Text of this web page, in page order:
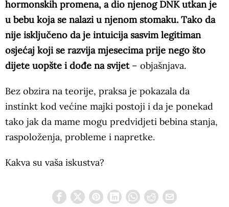
hormonskih promena, a dio njenog DNK utkan je
u bebu koja se nalazi u njenom stomaku. Tako da
nije isključeno da je intuicija sasvim legitiman
osjećaj koji se razvija mjesecima prije nego što
dijete uopšte i dođe na svijet– objašnjava.
Bez obzira na teorije, praksa je pokazala da
instinkt kod većine majki postoji i da je ponekad
tako jak da mame mogu predvidjeti bebina stanja,
raspoloženja, probleme i napretke.
Kakva su vaša iskustva?